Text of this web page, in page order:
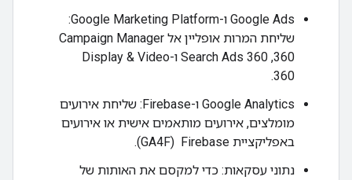
‫Google Ads ו-Google Marketing Platform:
שליחת המרות אופליין אל Campaign Manager
360,‏ Search Ads 360 ו-Display & Video
360.
‫Google Analytics ו-Firebase: שליחת אירועים
מומלצים, אירועים מותאמים אישית או אירועים
באפליקציית Firebase ‏ (GA4F).
נתוני עסקאות: כדי למקסם את האותות של